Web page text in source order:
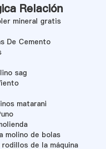
Relación
mineral gratis
De Cemento
sag
matarani
molino de bolas
de la máquina